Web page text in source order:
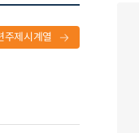
주제시계열